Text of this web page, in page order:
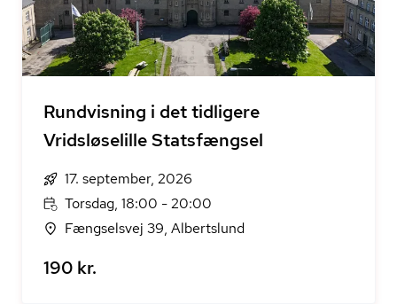
Rundvisning i det tidligere
Vridsløselille Statsfængsel
17. september, 2026
Torsdag, 18:00 - 20:00
Fængselsvej 39, Albertslund
190 kr.